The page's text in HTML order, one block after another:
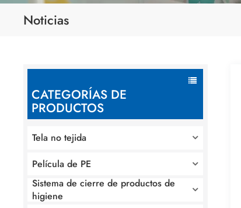
Noticias
CATEGORÍAS DE
PRODUCTOS
Tela no tejida
Película de PE
Sistema de cierre de productos de
higiene